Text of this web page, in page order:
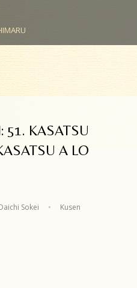
51. KASATSU
A LO
Sokei • Kusen